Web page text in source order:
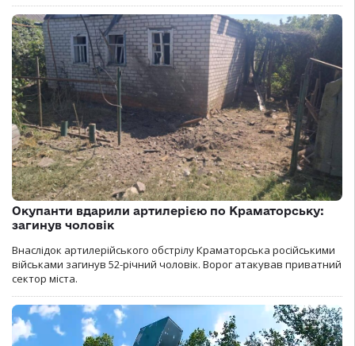
Окупанти вдарили артилерією по Краматорську:
загинув чоловік
Внаслідок артилерійського обстрілу Краматорська російськими
військами загинув 52-річний чоловік. Ворог атакував приватний
сектор міста.